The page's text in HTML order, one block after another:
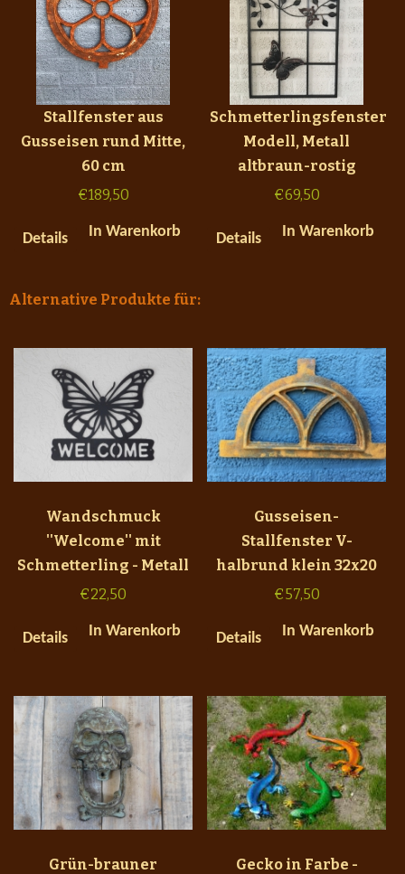
Stallfenster aus
Gusseisen rund Mitte,
60 cm
€189,50
Details In Warenkorb
Schmetterlingsfenster
Modell, Metall
altbraun-rostig
€69,50
Details In Warenkorb
Alternative Produkte für:
Wandschmuck
''Welcome'' mit
Schmetterling - Metall
€22,50
Details In Warenkorb
Gusseisen-
Stallfenster V-
halbrund klein 32x20
€57,50
Details In Warenkorb
Grün-brauner
Gecko in Farbe -